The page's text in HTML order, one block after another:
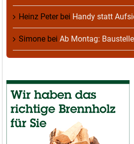
Heinz Peterbei Handy statt
Simone bei Ab Montag: